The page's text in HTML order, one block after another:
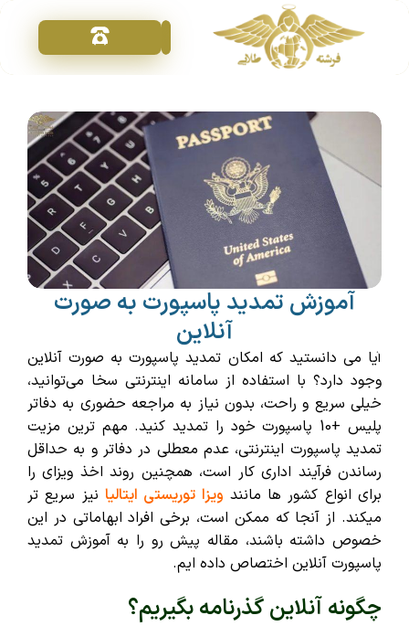
آموزش تمدید پاسپورت به صورت
آنلاین
آیا می دانستید که امکان تمدید پاسپورت به صورت آنلاین
وجود دارد؟ با استفاده از سامانه اینترنتی سخا می‌توانید،
خیلی سریع و راحت، بدون نیاز به مراجعه حضوری به دفاتر
پلیس +10 پاسپورت خود را تمدید کنید. مهم ترین مزیت
تمدید پاسپورت اینترنتی، عدم معطلی در دفاتر و به حداقل
رساندن فرآیند اداری کار است، همچنین روند اخذ ویزای را
برای انواع کشور ها مانند ویزا توریستی ایتالیا نیز سریع تر
میکند. از آنجا که ممکن است، برخی افراد ابهاماتی در این
خصوص داشته باشند، مقاله پیش رو را به آموزش تمدید
پاسپورت آنلاین اختصاص داده ایم.
چگونه آنلاین گذرنامه بگیریم؟